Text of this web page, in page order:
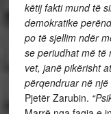
këtij fakti mund të
demokratike
po të sjellim ndër
se periudhat më të
vet, janë pikërisht
përqendruar në
Pjetër Zarubin.